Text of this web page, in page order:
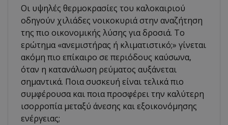
Οι υψηλές θερμοκρασίες του καλοκαιριού
οδηγούν χιλιάδες νοικοκυριά στην αναζήτηση
της πιο οικονομικής λύσης για δροσιά. Το
ερώτημα «ανεμιστήρας ή κλιματιστικό;» γίνεται
ακόμη πιο επίκαιρο σε περιόδους καύσωνα,
όταν η κατανάλωση ρεύματος αυξάνεται
σημαντικά. Ποια συσκευή είναι τελικά πιο
συμφέρουσα και ποια προσφέρει την καλύτερη
ισορροπία μεταξύ άνεσης και εξοικονόμησης
ενέργειας;